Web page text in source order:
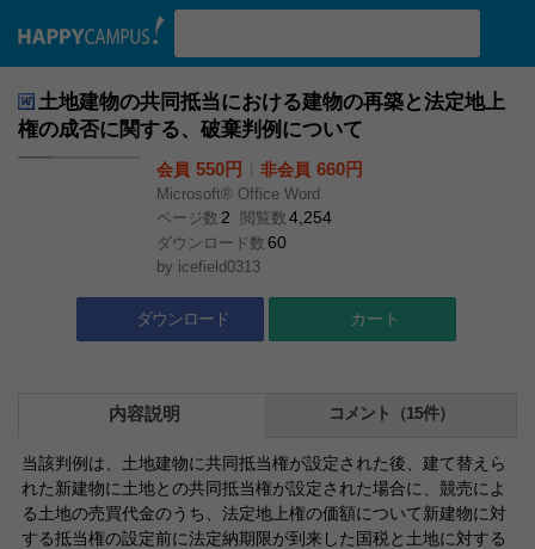
土地建物の共同抵当における建物の再築と法定地上
権の成否に関する、破棄判例について
会員 550円 非会員 660円
Microsoft® Office Word
ページ数 2 閲覧数 4,254
ダウンロード数 60
by icefield0313
ダウンロード カート
内容説明 コメント（15件）
当該判例は、土地建物に共同抵当権が設定された後、建て替えら
れた新建物に土地との共同抵当権が設定された場合に、競売によ
る土地の売買代金のうち、法定地上権の価額について新建物に対
する抵当権の設定前に法定納期限が到来した国税と土地に対する